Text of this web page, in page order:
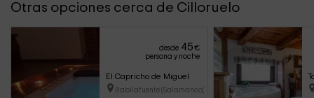
Otras opciones cerca de Cilloruelo
desde 45€
persona y noche
El Capricho de Miguel
Babilafuente (Salamanca)